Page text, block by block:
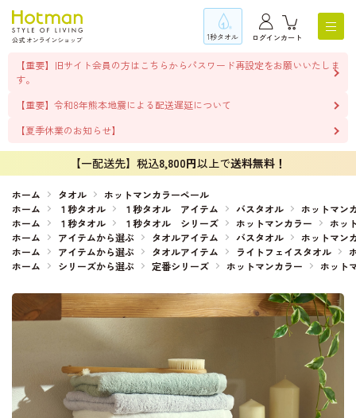
1秒タオル ログインカート
【重要】旧サイト会員の方はこちらからパスワード再設定をお願いいたしま
す。
【重要】令和8年熊本地震による配送遅延について
【夏季休業のお知らせ】
【一配送先】税込8,800円以上で送料無料！
ホーム タオル
ホットマンカラーペール
ホーム
１秒タオル １秒タオル アイテム バスタオル
ホットマン
ホーム
１秒タオル １秒タオル シリーズ ホットマンカラー
ホッ
ホーム
アイテムから選ぶ タオルアイテム バスタオル
ホットマン
ホーム
アイテムから選ぶ タオルアイテム ライトフェイスタオル
ホーム
シリーズから選ぶ 定番シリーズ ホットマンカラー ホット